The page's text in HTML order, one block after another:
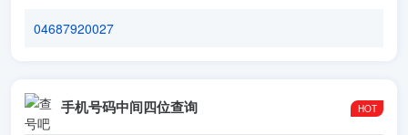
04687920027
手机号码中间四位查询